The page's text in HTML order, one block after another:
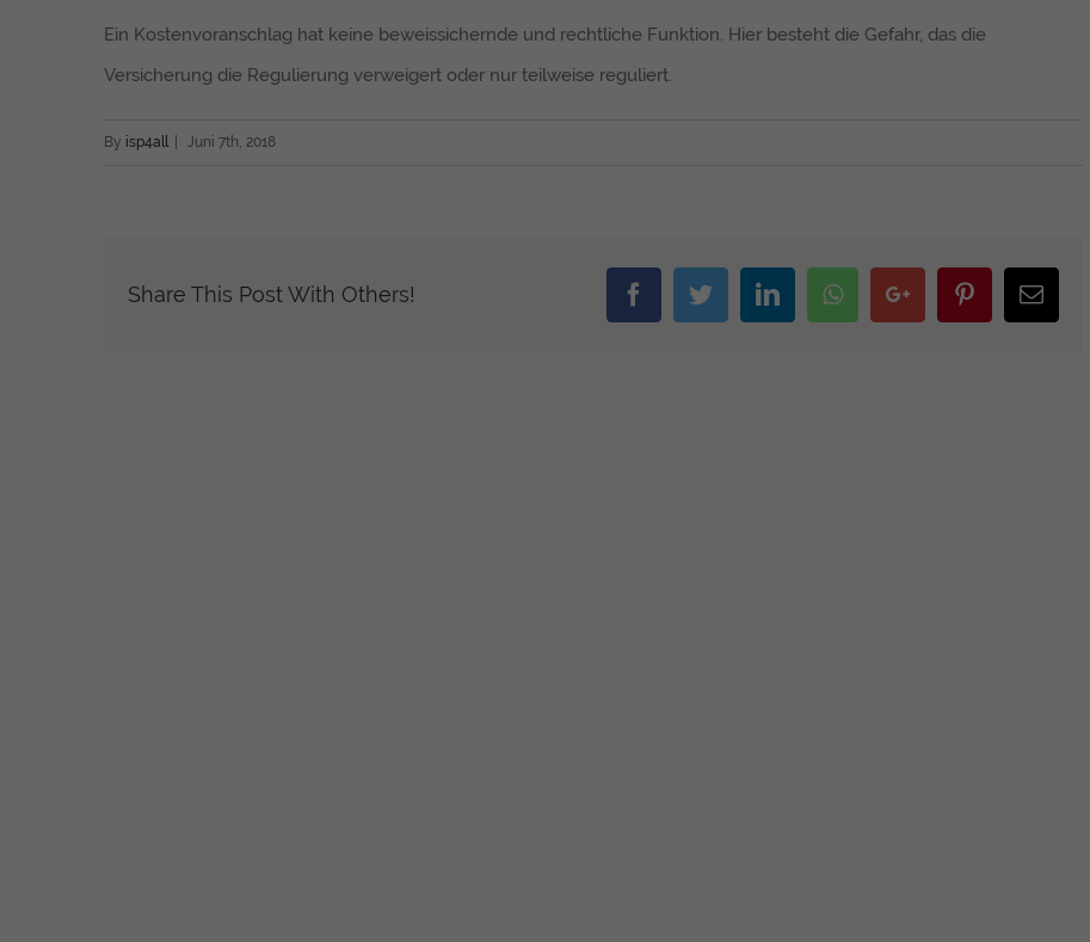
Ein Kostenvoranschlag hat keine beweissichernde und rechtliche Funktion. Hier besteht die Gefahr, das die
Versicherung die Regulierung verweigert oder nur teilweise reguliert.
By isp4all Juni 7th, 2018
Share This Post With Others! FacebookTwitterLinkedinWhatsappGoogle+ PinterestEmail